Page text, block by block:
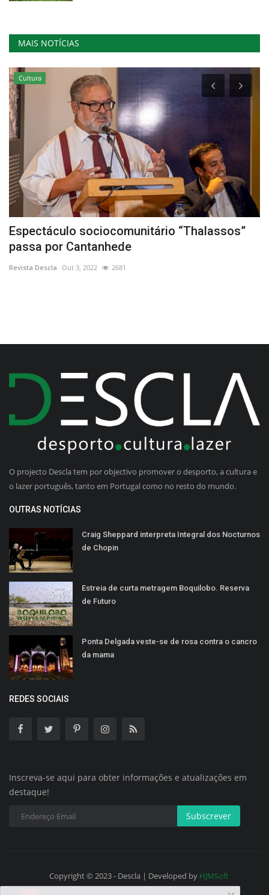
MAIS NOTÍCIAS
Cultura
Espectáculo sociocomunitário “Thalassos”
passa por Cantanhede
Revista Descla Out 3, 2022 2681
O projecto Descla tem por objectivo promover o desporto, a cultura e
o lazer português, tanto em Portugal como no resto do mundo.
OUTRAS NOTÍCIAS
Craig Sheppard interpreta Integral dos Nocturnos
de Chopin
Estreia de curta metragem Boquilobo. Reserva
de Futuro
Ponta Delgada veste-se de rosa contra o cancro
da mama
REDES SOCIAIS
Inscreva-se aqui para obter informações e atualizações em
destaque!
Subscrever
Copyright © 2023 - Descla | Developed by HJMSoft